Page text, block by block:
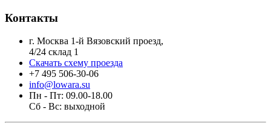
Контакты
г. Москва 1-й Вязовский проезд,
4/24 склад 1
Скачать схему проезда
+7 495 506-30-06
info@lowara.su
Пн - Пт: 09.00-18.00
Сб - Вс: выходной